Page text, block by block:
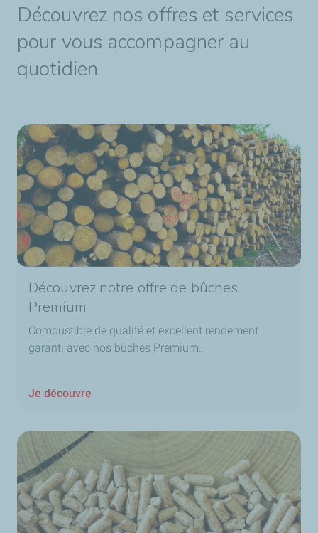
Découvrez nos offres et services
pour vous accompagner au
quotidien
Découvrez notre offre de bûches
Premium
Combustible de qualité et excellent rendement
garanti avec nos bûches Premium.
Je découvre